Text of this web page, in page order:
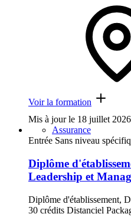
Voir la formation
Mis à jour le 18 juillet 2026
Assurance
Entrée Sans niveau
Diplôme
Leadership et
Diplôme d'établissement,
30 crédits Distanciel